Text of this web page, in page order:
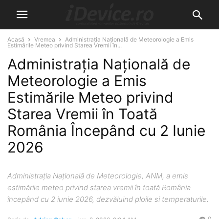
Acasă Vremea
Administrația Națională de Meteorologie a Emis
Estimările Meteo privind Starea Vremii în...
Administrația Națională de
Meteorologie a Emis
Estimările Meteo privind
Starea Vremii în Toată
România Începând cu 2 Iunie
2026
Administrația Națională de Meteorologie, ANM, a emis
estimările meteo privind starea vremii în toată România
începând cu 2 iunie 2026, dezvăluind ploile si temperaturile.